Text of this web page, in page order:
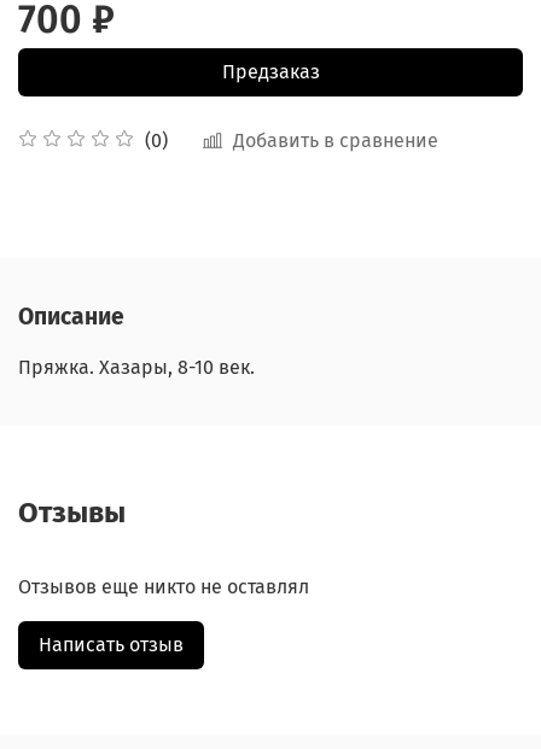
(0) Добавить в сравнение
700 ₽
Предзаказ
Описание
Пряжка. Хазары, 8-10 век.
Отзывы
Отзывов еще никто не оставлял
Написать отзыв